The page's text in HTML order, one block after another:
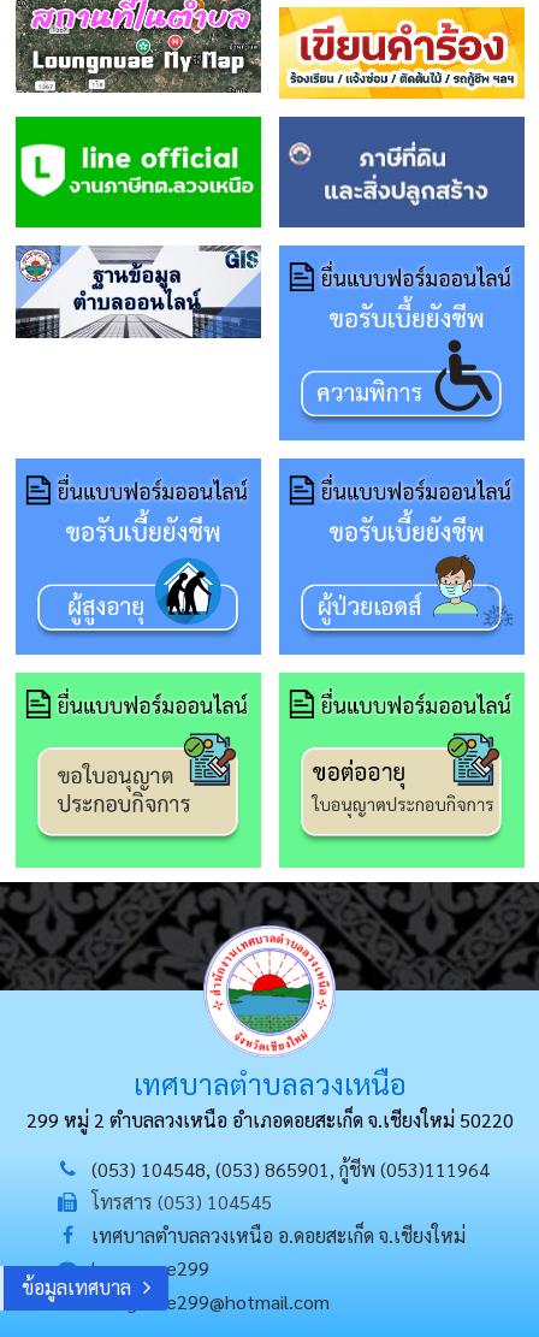
ข้อมูลเทศบาล
เทศบาลตำบลลวงเหนือ
299 หมู่ 2 ตำบลลวงเหนือ อำเภอดอยสะเก็ด จ.เชียงใหม่ 50220
(053) 104548, (053) 865901, กู้ชีพ (053)111964
โทรสาร (053) 104545
เทศบาลตำบลลวงเหนือ อ.ดอยสะเก็ด จ.เชียงใหม่
loungnuae299
loungnuae299@hotmail.com